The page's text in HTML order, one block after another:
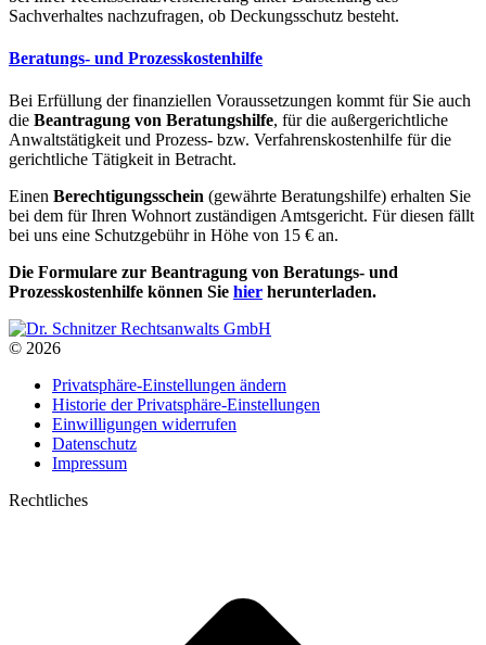
Sachverhaltes nachzufragen, ob Deckungsschutz besteht.
Beratungs- und Prozesskostenhilfe
Bei Erfüllung der finanziellen Voraussetzungen kommt für Sie auch
die Beantragung von Beratungshilfe, für die außergerichtliche
Anwaltstätigkeit und Prozess- bzw. Verfahrenskostenhilfe für die
gerichtliche Tätigkeit in Betracht.
Einen Berechtigungsschein (gewährte Beratungshilfe) erhalten Sie
bei dem für Ihren Wohnort zuständigen Amtsgericht. Für diesen fällt
bei uns eine Schutzgebühr in Höhe von 15 € an.
Die Formulare zur Beantragung von Beratungs- und
Prozesskostenhilfe können Sie hier herunterladen.
© 2026
Privatsphäre-Einstellungen ändern
Historie der Privatsphäre-Einstellungen
Einwilligungen widerrufen
Datenschutz
Impressum
Rechtliches